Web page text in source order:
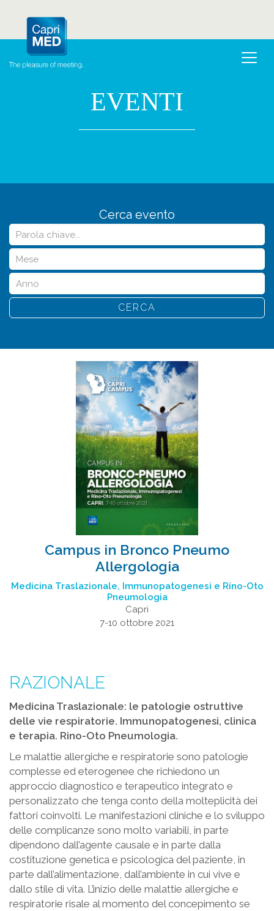
EVENTI
Cerca evento
CERCA
Campus in Bronco Pneumo
Allergologia
Medicina Traslazionale, Immunopatogenesi e Rino-Oto
Pneumologia
Capri
7-10 ottobre 2021
RAZIONALE
Medicina Traslazionale: le patologie ostruttive
delle vie respiratorie. Immunopatogenesi, clinica
e terapia. Rino-Oto Pneumologia.
Le malattie allergiche e respiratorie sono patologie
complesse ed eterogenee che richiedono un
approccio diagnostico e terapeutico integrato e
personalizzato che tenga conto della molteplicità dei
fattori coinvolti. Le manifestazioni cliniche e lo sviluppo
delle complicanze sono molto variabili, in parte
dipendono dall’agente causale e in parte dalla
costituzione genetica e psicologica del paziente, in
parte dall’alimentazione, dall’ambiente in cui vive e
dallo stile di vita. L’inizio delle malattie allergiche e
respiratorie risale al momento del concepimento se